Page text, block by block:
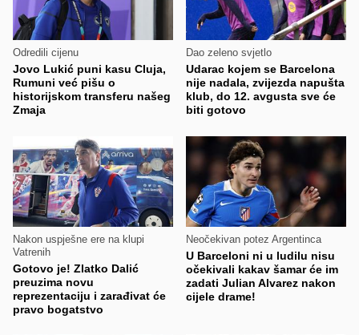
Odredili cijenu
Jovo Lukić puni kasu Cluja,
Rumuni već pišu o
historijskom transferu našeg
Zmaja
Dao zeleno svjetlo
Udarac kojem se Barcelona
nije nadala, zvijezda napušta
klub, do 12. avgusta sve će
biti gotovo
Nakon uspješne ere na klupi
Vatrenih
Gotovo je! Zlatko Dalić
preuzima novu
reprezentaciju i zarađivat će
pravo bogatstvo
Neočekivan potez Argentinca
U Barceloni ni u ludilu nisu
očekivali kakav šamar će im
zadati Julian Alvarez nakon
cijele drame!